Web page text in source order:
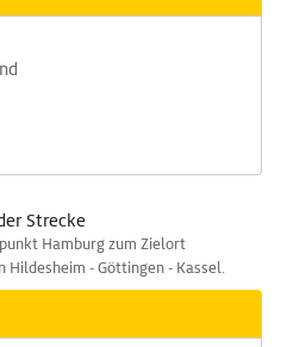
Strecke
Hamburg zum Zielort
- Göttingen - Kassel.